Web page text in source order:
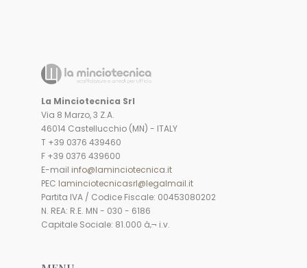
La Minciotecnica Srl
Via 8 Marzo, 3 Z.A.
46014 Castellucchio (MN) - ITALY
T +39 0376 439460
F +39 0376 439600
E-mail info@laminciotecnica.it
PEC laminciotecnicasrl@legalmail.it
Partita IVA / Codice Fiscale: 00453080202
N. REA: R.E. MN - 030 - 6186
Capitale Sociale: 81.000 â‚¬ i.v.